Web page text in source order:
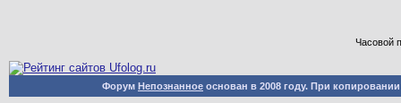
Часовой
Форум Непознанное основан в 2008 году. При